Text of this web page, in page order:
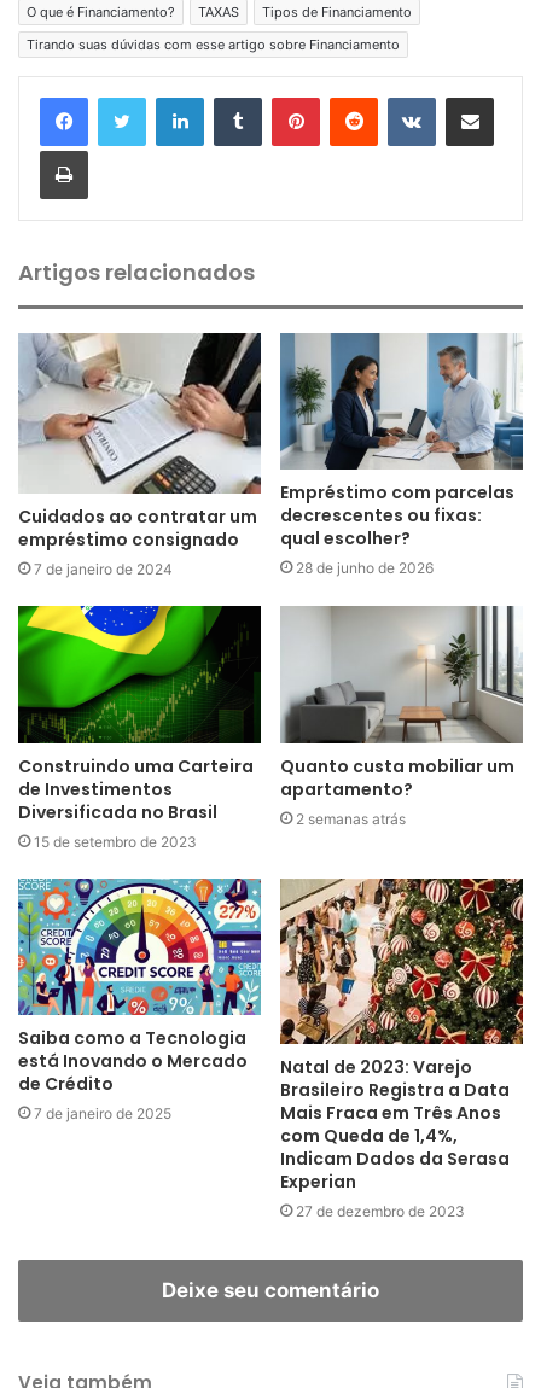
O que é Financiamento?
TAXAS
Tipos de Financiamento
Tirando suas dúvidas com esse artigo sobre Financiamento
Artigos relacionados
Cuidados ao contratar um
empréstimo consignado
7 de janeiro de 2024
Empréstimo com parcelas
decrescentes ou fixas:
qual escolher?
28 de junho de 2026
Construindo uma Carteira
de Investimentos
Diversificada no Brasil
15 de setembro de 2023
Quanto custa mobiliar um
apartamento?
2 semanas atrás
Saiba como a Tecnologia
está Inovando o Mercado
de Crédito
7 de janeiro de 2025
Natal de 2023: Varejo
Brasileiro Registra a Data
Mais Fraca em Três Anos
com Queda de 1,4%,
Indicam Dados da Serasa
Experian
27 de dezembro de 2023
Deixe seu comentário
Veja também